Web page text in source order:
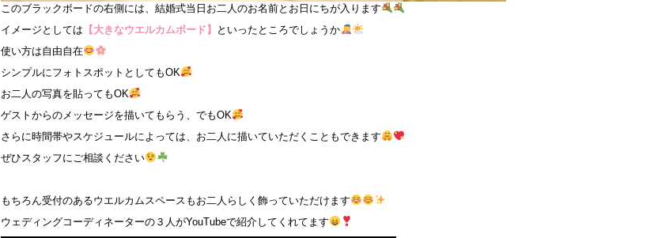
このブラックボードの右側には、結婚式当日お二人のお名前とお日にちが入ります
イメージとしては 【大きなウエルカムボード】
といったところでしょうか
使い方は自由自在
シンプルにフォトスポットとしてもOK
お二人の写真を貼ってもOK
ゲストからのメッセージを描いてもらう、でもOK
さらに時間帯やスケジュールによっては、お二人に描いていただくこともできます
ぜひスタッフにご相談ください
もちろん受付のあるウエルカムスペースもお二人らしく飾っていただけます
ウェディングコーディネーターの３人がYouTubeで紹介してくれてます